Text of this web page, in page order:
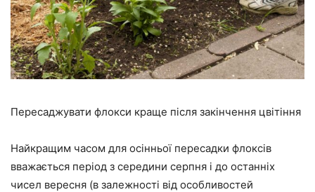
Пересаджувати флокси краще після закінчення цвітіння
Найкращим часом для осінньої пересадки флоксів
вважається період з середини серпня і до останніх
чисел вересня (в залежності від особливостей